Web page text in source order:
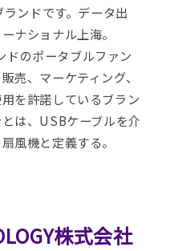
ンドです。データ出
ナショナル上海。
ドのポータブルファン
売、マーケティング、
を許諾しているブラン
は、USBケーブルを介
風機と定義する。
株式会社